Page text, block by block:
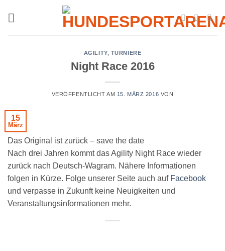
AGILITY, TURNIERE
Night Race 2016
VERÖFFENTLICHT AM 15. MÄRZ 2016 VON
15
März
Das Original ist zurück – save the date
Nach drei Jahren kommt das Agility Night Race wieder
zurück nach Deutsch-Wagram. Nähere Informationen
folgen in Kürze. Folge unserer Seite auch auf Facebook
und verpasse in Zukunft keine Neuigkeiten und
Veranstaltungsinformationen mehr.